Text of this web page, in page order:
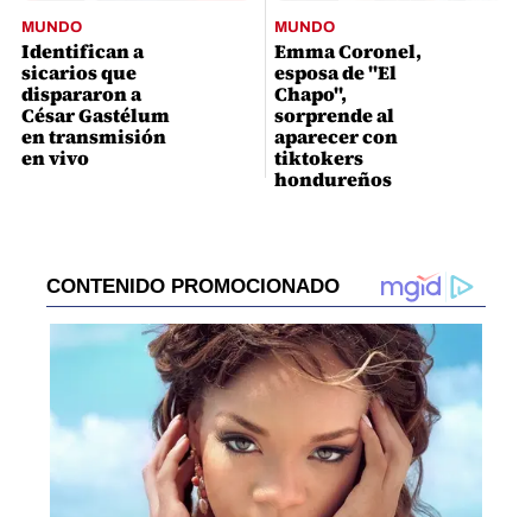
MUNDO
Identifican a
sicarios que
dispararon a
César Gastélum
en transmisión
en vivo
MUNDO
Emma Coronel,
esposa de "El
Chapo",
sorprende al
aparecer con
tiktokers
hondureños